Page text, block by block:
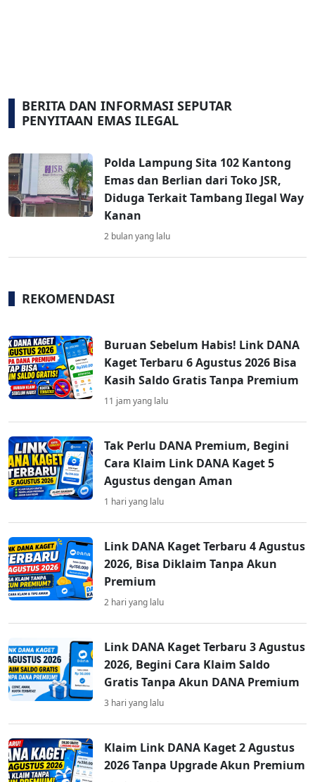
BERITA DAN INFORMASI SEPUTAR
PENYITAAN EMAS ILEGAL
Polda Lampung Sita 102 Kantong
Emas dan Berlian dari Toko JSR,
Diduga Terkait Tambang Ilegal Way
Kanan
2 bulan yang lalu
REKOMENDASI
Buruan Sebelum Habis! Link DANA
Kaget Terbaru 6 Agustus 2026 Bisa
Kasih Saldo Gratis Tanpa Premium
11 jam yang lalu
Tak Perlu DANA Premium, Begini
Cara Klaim Link DANA Kaget 5
Agustus dengan Aman
1 hari yang lalu
Link DANA Kaget Terbaru 4 Agustus
2026, Bisa Diklaim Tanpa Akun
Premium
2 hari yang lalu
Link DANA Kaget Terbaru 3 Agustus
2026, Begini Cara Klaim Saldo
Gratis Tanpa Akun DANA Premium
3 hari yang lalu
Klaim Link DANA Kaget 2 Agustus
2026 Tanpa Upgrade Akun Premium